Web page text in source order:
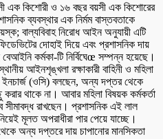
এক কিশোরী ও ১৬ বছর বয়সী এক কিশোরের
ব্যবস্থার এক নির্মম বাস্তবতাকে
বাল্যবিবাহ নিরোধ আইন অনুযায়ী এটি
দোহাই দিয়ে এবং প্রশাসনিক দায়
কর্মকা-টি নির্বিঘেœ সম্পন্ন হয়েছে।
আইনশৃঙ্খলা রক্ষাকারী বাহিনী ও মহিলা
ইনচার্জ (ওসি) বলছেন, অন্য দপ্তর থেকে
করার থাকে না। আবার মহিলা বিষয়ক কর্মকর্তা
সীমাবদ্ধ রাখছেন। প্রশাসনিক এই লাল
মূলত অপরাধীরা পার পেয়ে যাচ্ছে।
অন্য দপ্তরে দায় চাপানোর মানসিকতা